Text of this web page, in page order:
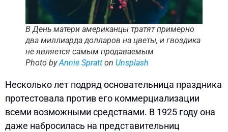
В День матери американцы тратят примерно
два миллиарда долларов на цветы, и гвоздика
не является самым продаваемым
Photo byAnnie Spratt on Unsplash
Несколько лет подряд основательница праздника
протестовала против его коммерциализации
всеми возможными средствами. В 1925 году она
даже набросилась на представительниц